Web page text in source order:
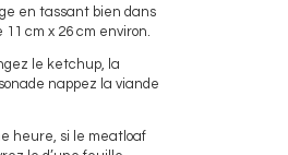
en tassant bien dans
cm x 26 cm environ.
le ketchup, la
nappez la viande
heure, si le meatloaf